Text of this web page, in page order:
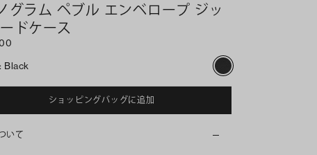
グラム ペブル エンベロープ ジッ
ドケース
: Black
ショッピングバッグに追加
いて